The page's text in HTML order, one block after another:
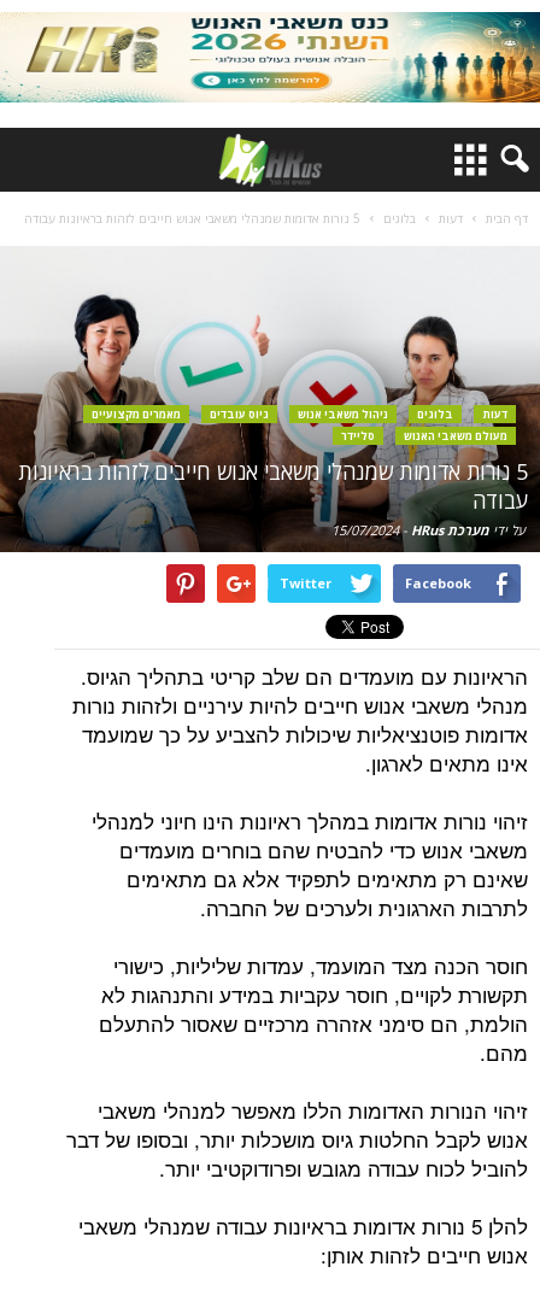
דף הבית דעות בלוגים 5 נורות אדומות שמנהלי משאבי אנוש חייבים לזהות בראיונות עבודה
דעות בלוגים ניהול משאבי אנוש גיוס עובדים
מאמרים מקצועיים
מעולם משאבי האנוש
סליידר
5 נורות אדומות שמנהלי משאבי אנוש חייבים לזהות בראיונות
עבודה
על ידי מערכת HRus -
15/07/2024
Facebook
Twitter
הראיונות עם מועמדים הם שלב קריטי בתהליך הגיוס.
מנהלי משאבי אנוש חייבים להיות עירניים ולזהות נורות
אדומות פוטנציאליות שיכולות להצביע על כך שמועמד
אינו מתאים לארגון.
זיהוי נורות אדומות במהלך ראיונות הינו חיוני למנהלי
משאבי אנוש כדי להבטיח שהם בוחרים מועמדים
שאינם רק מתאימים לתפקיד אלא גם מתאימים
לתרבות הארגונית ולערכים של החברה.
חוסר הכנה מצד המועמד, עמדות שליליות, כישורי
תקשורת לקויים, חוסר עקביות במידע והתנהגות לא
הולמת, הם סימני אזהרה מרכזיים שאסור להתעלם
מהם.
זיהוי הנורות האדומות הללו מאפשר למנהלי משאבי
אנוש לקבל החלטות גיוס מושכלות יותר, ובסופו של דבר
להוביל לכוח עבודה מגובש ופרודוקטיבי יותר.
להלן 5 נורות אדומות בראיונות עבודה שמנהלי משאבי
אנוש חייבים לזהות אותן: